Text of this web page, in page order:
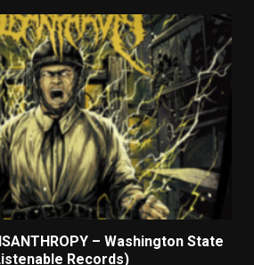
– Washington State
Records)